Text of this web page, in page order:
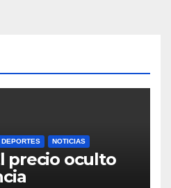
DEPORTES NOTICIAS
precio oculto